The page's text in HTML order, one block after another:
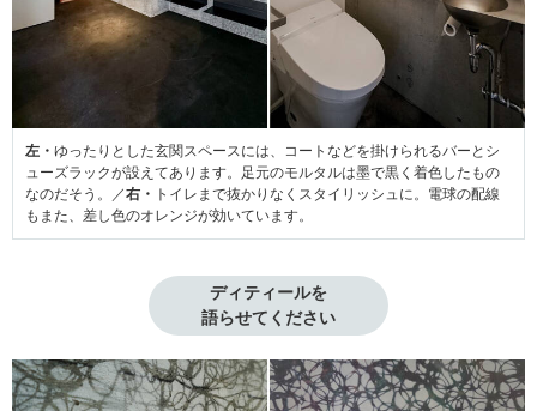
左・ ゆったりとした玄関スペースには、コートなどを掛けられるバーとシ
ューズラックが設えてあります。足元のモルタルは墨で黒く着色したもの
なのだそう。／右・ トイレまで抜かりなくスタイリッシュに。電球の配線
もまた、差し色のオレンジが効いています。
ディティールを
語らせてください